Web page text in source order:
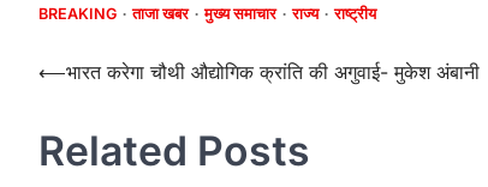
BREAKING ताजा खबर मुख्य समाचार राज्य राष्ट्रीय
Post
⟵भारत करेगा चौथी औद्योगिक क्रांति की अगुवाई- मुकेश अंबानी
Related Posts